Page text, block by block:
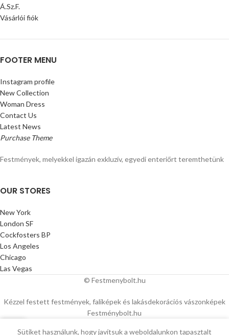
Á.Sz.F.
Vásárlói fiók
FOOTER MENU
Instagram profile
New Collection
Woman Dress
Contact Us
Latest News
Purchase Theme
Festmények, melyekkel igazán exkluzív, egyedi enteriőrt teremthetünk
OUR STORES
New York
London SF
Cockfosters BP
Los Angeles
Chicago
Las Vegas
© Festmenybolt.hu
Kézzel festett festmények, faliképek és lakásdekorációs vászonképek
Festménybolt.hu
Sütiket használunk, hogy javítsuk a weboldalunkon tapasztalt